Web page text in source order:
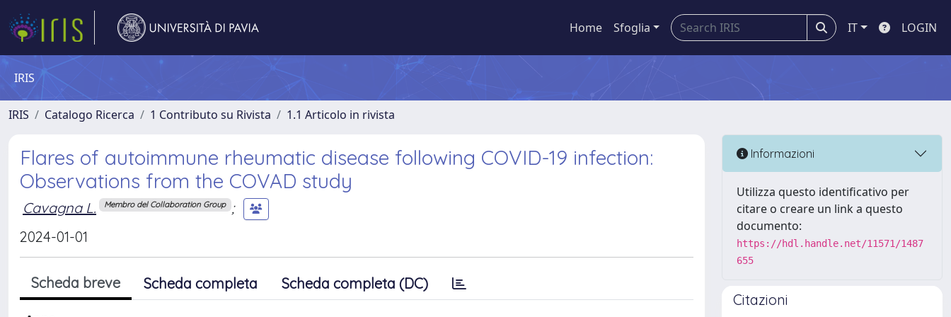
Home Sfoglia IT LOGIN
IRIS
IRIS Catalogo Ricerca 1 Contributo su Rivista 1.1 Articolo in rivista
Flares of autoimmune rheumatic disease following COVID-19 infection:
Observations from the COVAD study
Cavagna L. Membro del Collaboration Group ;
2024-01-01
Scheda breve Scheda completa Scheda completa (DC)
Informazioni
Utilizza questo identificativo per
citare o creare un link a questo
documento:
https://hdl.handle.net/11571/1487
655
Citazioni